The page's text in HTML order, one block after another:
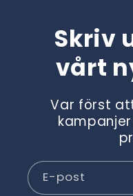
Skriv
vårt
Var först
E-post